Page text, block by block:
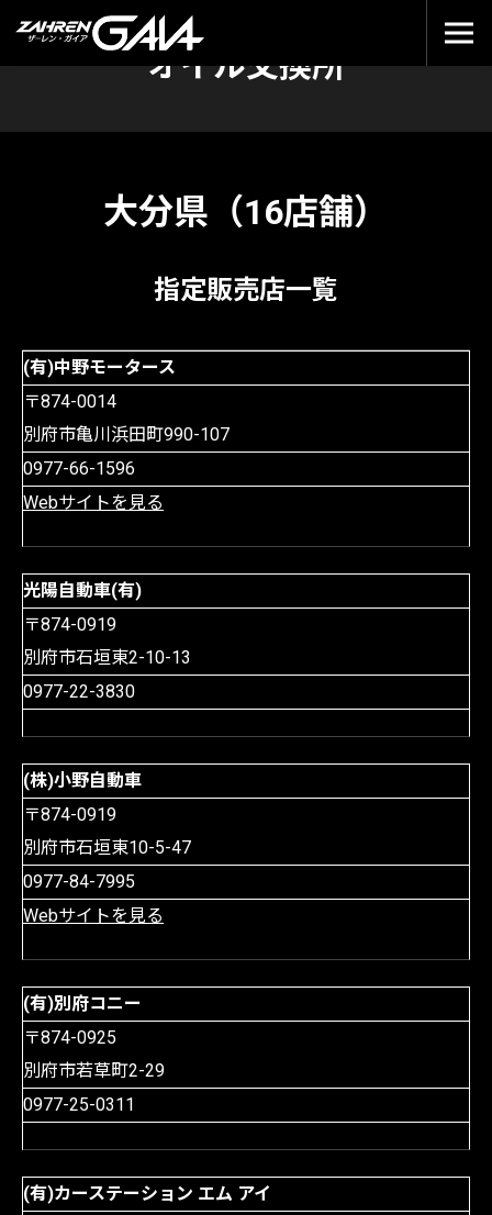
オイル交換所
大分県（16店舗）
指定販売店一覧
(有)中野モータース
〒874-0014
別府市亀川浜田町990-107
0977-66-1596
Webサイトを見る
光陽自動車(有)
〒874-0919
別府市石垣東2-10-13
0977-22-3830
(株)小野自動車
〒874-0919
別府市石垣東10-5-47
0977-84-7995
Webサイトを見る
(有)別府コニー
〒874-0925
別府市若草町2-29
0977-25-0311
(有)カーステーション エム アイ